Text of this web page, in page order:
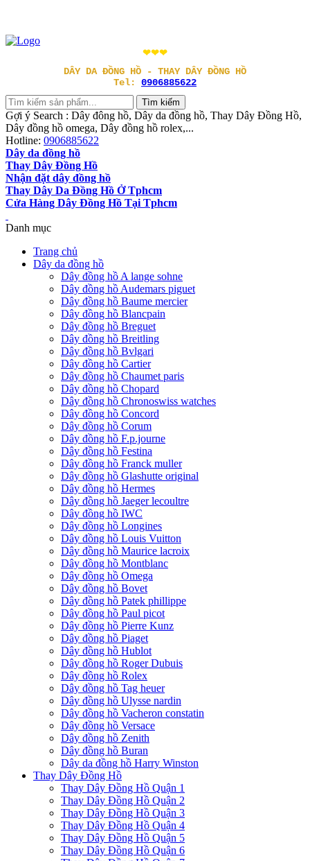
❤❤❤
DÂY DA ĐỒNG HỒ - THAY DÂY ĐỒNG HỒ
Tel: 0906885622
Gợi ý Search : Dây đông hồ, Dây da đồng hồ, Thay Dây Đồng Hồ,
Dây đồng hồ omega, Dây đồng hồ rolex,...
Hotline: 0906885622
Dây da đồng hồ
Thay Dây Đồng Hồ
Nhận đặt dây đồng hồ
Thay Dây Da Đồng Hồ Ở Tphcm
Cửa Hàng Dây Đồng Hồ Tại Tphcm
Danh mục
Trang chủ
Dây da đồng hồ
Dây đồng hồ A lange sohne
Dây đồng hồ Audemars piguet
Dây đồng hồ Baume mercier
Dây đồng hồ Blancpain
Dây đồng hồ Breguet
Dây đồng hồ Breitling
Dây đồng hồ Bvlgari
Dây đồng hồ Cartier
Dây đồng hồ Chaumet paris
Dây đồng hồ Chopard
Dây đồng hồ Chronoswiss watches
Dây đồng hồ Concord
Dây đồng hồ Corum
Dây đồng hồ F.p.journe
Dây đồng hồ Festina
Dây đồng hồ Franck muller
Dây đồng hồ Glashutte original
Dây đồng hồ Hermes
Dây đồng hồ Jaeger lecoultre
Dây đồng hồ IWC
Dây đồng hồ Longines
Dây đồng hồ Louis Vuitton
Dây đồng hồ Maurice lacroix
Dây đồng hồ Montblanc
Dây đồng hồ Omega
Dây đồng hồ Bovet
Dây đồng hồ Patek phillippe
Dây đồng hồ Paul picot
Dây đồng hồ Pierre Kunz
Dây đồng hồ Piaget
Dây đồng hồ Hublot
Dây đồng hồ Roger Dubuis
Dây đồng hồ Rolex
Dây đồng hồ Tag heuer
Dây đồng hồ Ulysse nardin
Dây đồng hồ Vacheron constatin
Dây đồng hồ Versace
Dây đồng hồ Zenith
Dây đồng hồ Buran
Dây da đồng hồ Harry Winston
Thay Dây Đồng Hồ
Thay Dây Đồng Hồ Quận 1
Thay Dây Đồng Hồ Quận 2
Thay Dây Đồng Hồ Quận 3
Thay Dây Đồng Hồ Quận 4
Thay Dây Đồng Hồ Quận 5
Thay Dây Đồng Hồ Quận 6